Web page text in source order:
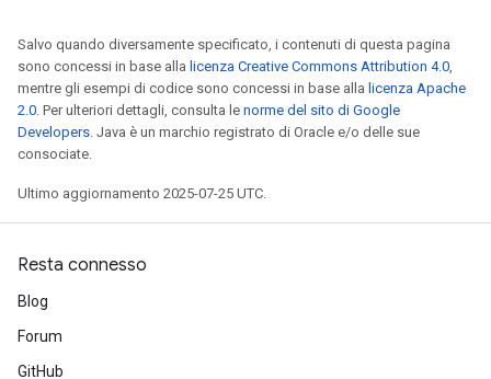
Salvo quando diversamente specificato, i contenuti di questa pagina
sono concessi in base alla licenza Creative Commons Attribution 4.0,
mentre gli esempi di codice sono concessi in base alla licenza Apache
2.0. Per ulteriori dettagli, consulta le norme del sito di Google
Developers. Java è un marchio registrato di Oracle e/o delle sue
consociate.
Ultimo aggiornamento 2025-07-25 UTC.
Resta connesso
Blog
Forum
GitHub